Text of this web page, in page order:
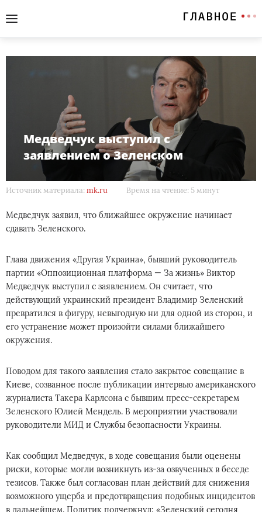
Медведчук выступил с
заявлением о Зеленском
Источник материала: mk.ru Время на чтение: 5 минут
Медведчук заявил, что ближайшее окружение начинает
сдавать Зеленского.
Глава движения «Другая Украина», бывший руководитель
партии «Оппозиционная платформа — За жизнь» Виктор
Медведчук выступил с заявлением. Он считает, что
действующий украинский президент Владимир Зеленский
превратился в фигуру, невыгодную ни для одной из сторон, и
его устранение может произойти силами ближайшего
окружения.
Поводом для такого заявления стало закрытое совещание в
Киеве, созванное после публикации интервью американского
журналиста Такера Карлсона с бывшим пресс-секретарем
Зеленского Юлией Мендель. В мероприятии участвовали
руководители МИД и Службы безопасности Украины.
Как сообщил Медведчук, в ходе совещания были оценены
риски, которые могли возникнуть из-за озвученных в беседе
тезисов. Также был согласован план действий для снижения
возможного ущерба и предотвращения подобных инцидентов
в дальнейшем. Политик подчеркнул: «Зеленский сегодня